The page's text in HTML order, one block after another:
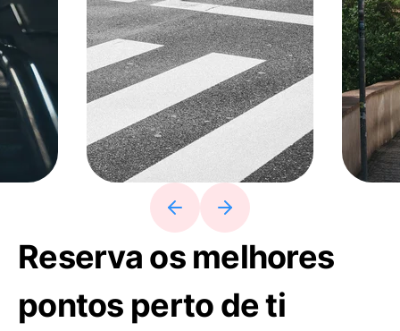
Reserva os melhores
pontos perto de ti